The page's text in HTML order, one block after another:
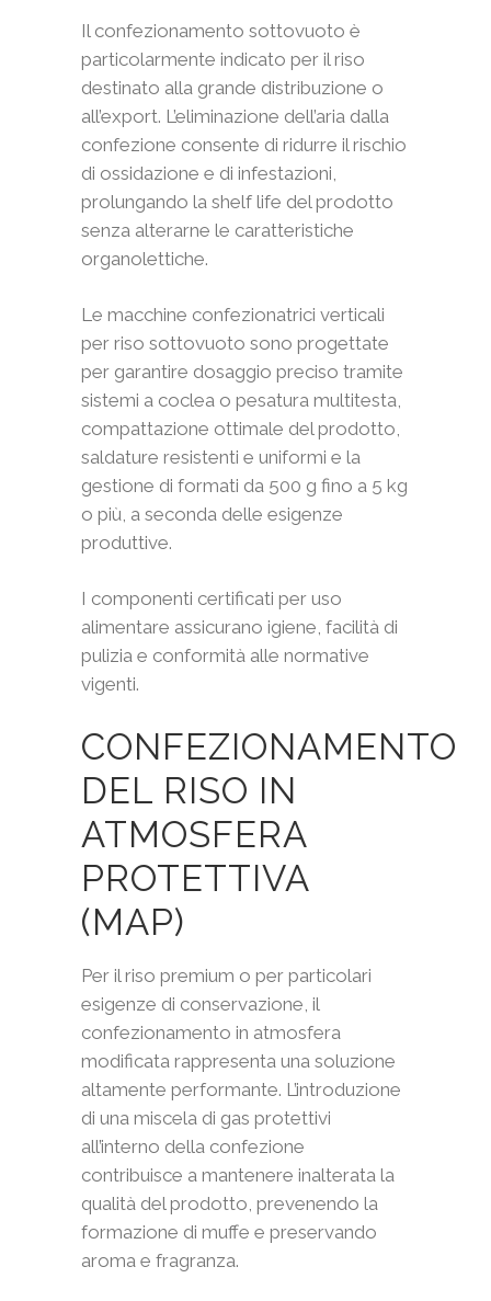
Il confezionamento sottovuoto è
particolarmente indicato per il riso
destinato alla grande distribuzione o
all’export. L’eliminazione dell’aria dalla
confezione consente di ridurre il rischio
di ossidazione e di infestazioni,
prolungando la shelf life del prodotto
senza alterarne le caratteristiche
organolettiche.
Le macchine confezionatrici verticali
per riso sottovuoto sono progettate
per garantire dosaggio preciso tramite
sistemi a coclea o pesatura multitesta,
compattazione ottimale del prodotto,
saldature resistenti e uniformi e la
gestione di formati da 500 g fino a 5 kg
o più, a seconda delle esigenze
produttive.
I componenti certificati per uso
alimentare assicurano igiene, facilità di
pulizia e conformità alle normative
vigenti.
CONFEZIONAMENTO
DEL RISO IN
ATMOSFERA
PROTETTIVA
(MAP)
Per il riso premium o per particolari
esigenze di conservazione, il
confezionamento in atmosfera
modificata rappresenta una soluzione
altamente performante. L’introduzione
di una miscela di gas protettivi
all’interno della confezione
contribuisce a mantenere inalterata la
qualità del prodotto, prevenendo la
formazione di muffe e preservando
aroma e fragranza.